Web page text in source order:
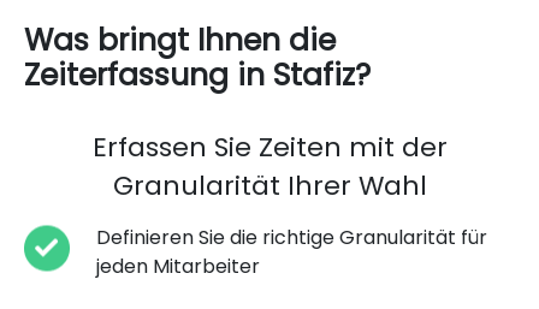
Was bringt Ihnen die
Zeiterfassung in Stafiz?
Erfassen Sie Zeiten mit der
Granularität Ihrer Wahl
Definieren Sie die richtige Granularität für
jeden Mitarbeiter